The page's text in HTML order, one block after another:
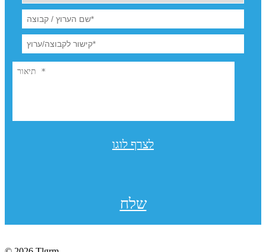
לצרף לוגו
שלח